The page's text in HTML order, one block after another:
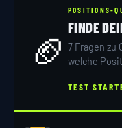
🏈
POSITIONS-
FINDE
7 Fragen zu
welche
TEST